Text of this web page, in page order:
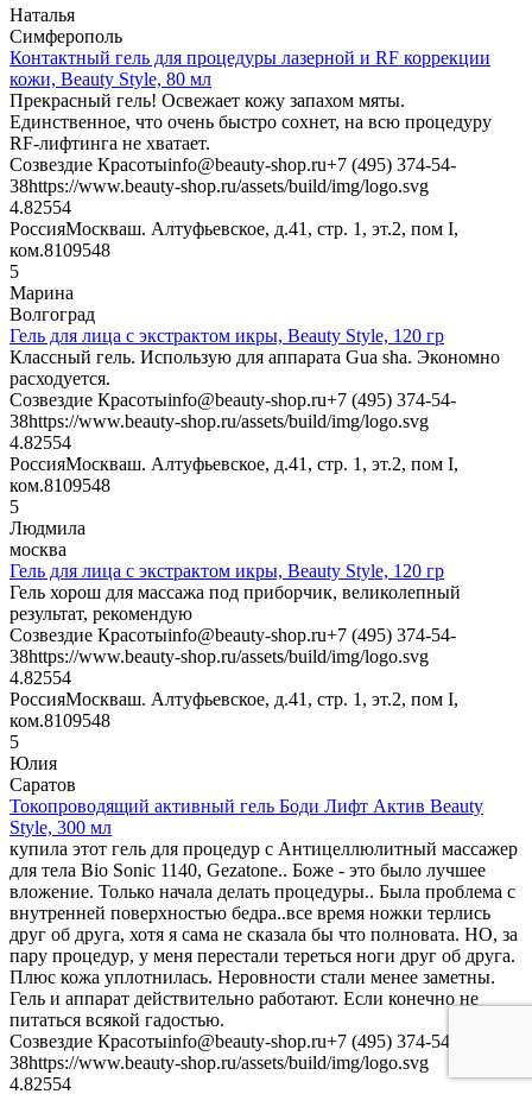
Наталья
Симферополь
Контактный гель для процедуры лазерной и RF коррекции
кожи, Beauty Style, 80 мл
Прекрасный гель! Освежает кожу запахом мяты.
Единственное, что очень быстро сохнет, на всю процедуру
RF-лифтинга не хватает.
Созвездие Красотыinfo@beauty-shop.ru+7 (495) 374-54-
38https://www.beauty-shop.ru/assets/build/img/logo.svg
4.82554
РоссияМоскваш. Алтуфьевское, д.41, стр. 1, эт.2, пом I,
ком.8109548
5
Марина
Волгоград
Гель для лица с экстрактом икры, Beauty Style, 120 гр
Классный гель. Использую для аппарата Gua sha. Экономно
расходуется.
Созвездие Красотыinfo@beauty-shop.ru+7 (495) 374-54-
38https://www.beauty-shop.ru/assets/build/img/logo.svg
4.82554
РоссияМоскваш. Алтуфьевское, д.41, стр. 1, эт.2, пом I,
ком.8109548
5
Людмила
москва
Гель для лица с экстрактом икры, Beauty Style, 120 гр
Гель хорош для массажа под приборчик, великолепный
результат, рекомендую
Созвездие Красотыinfo@beauty-shop.ru+7 (495) 374-54-
38https://www.beauty-shop.ru/assets/build/img/logo.svg
4.82554
РоссияМоскваш. Алтуфьевское, д.41, стр. 1, эт.2, пом I,
ком.8109548
5
Юлия
Саратов
Токопроводящий активный гель Боди Лифт Актив Beauty
Style, 300 мл
купила этот гель для процедур с Антицеллюлитный массажер
для тела Bio Sonic 1140, Gezatone.. Боже - это было лучшее
вложение. Только начала делать процедуры.. Была проблема с
внутренней поверхностью бедра..все время ножки терлись
друг об друга, хотя я сама не сказала бы что полновата. НО, за
пару процедур, у меня перестали тереться ноги друг об друга.
Плюс кожа уплотнилась. Неровности стали менее заметны.
Гель и аппарат действительно работают. Если конечно не
питаться всякой гадостью.
Созвездие Красотыinfo@beauty-shop.ru+7 (495) 374-54-
38https://www.beauty-shop.ru/assets/build/img/logo.svg
4.82554